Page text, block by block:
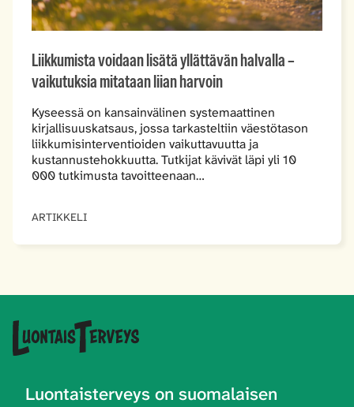
Liikkumista voidaan lisätä yllättävän halvalla –
vaikutuksia mitataan liian harvoin
Kyseessä on kansainvälinen systemaattinen
kirjallisuuskatsaus, jossa tarkasteltiin väestötason
liikkumisinterventioiden vaikuttavuutta ja
kustannustehokkuutta. Tutkijat kävivät läpi yli 10
000 tutkimusta tavoitteenaan…
ARTIKKELI
Luontaisterveys on suomalaisen